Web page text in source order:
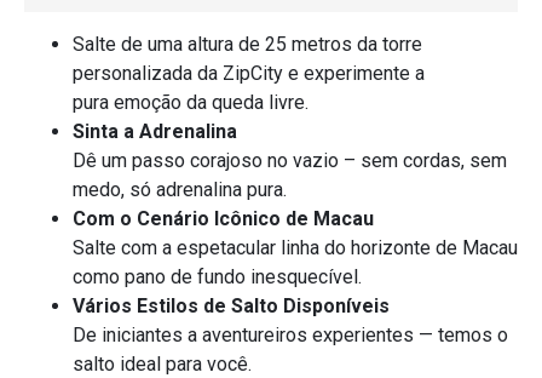
Salte de uma altura de 25 metros da torre
personalizada da ZipCity e experimente a
pura emoção da queda livre.
Sinta a Adrenalina
Dê um passo corajoso no vazio – sem cordas, sem
medo, só adrenalina pura.
Com o Cenário Icônico de Macau
Salte com a espetacular linha do horizonte de Macau
como pano de fundo inesquecível.
Vários Estilos de Salto Disponíveis
De iniciantes a aventureiros experientes — temos o
salto ideal para você.